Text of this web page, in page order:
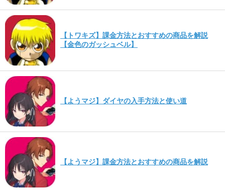
【トワキズ】課金方法とおすすめの商品を解説
【金色のガッシュベル】
【ようマジ】ダイヤの入手方法と使い道
【ようマジ】課金方法とおすすめの商品を解説